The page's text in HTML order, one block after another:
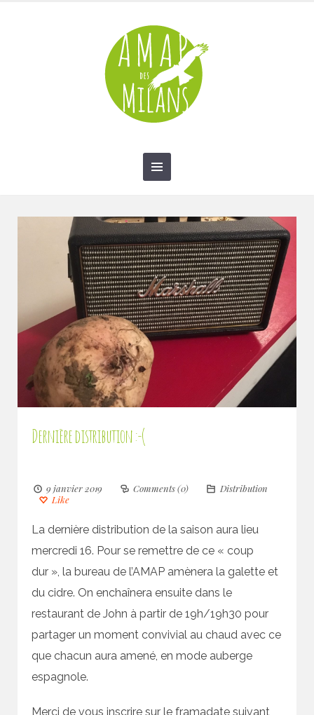
contact@amap-des-milans.fr
Dernière distribution :-(
9 janvier 2019 Comments (0)
Distribution
Like
La dernière distribution de la saison aura lieu
mercredi 16. Pour se remettre de ce « coup
dur », la bureau de l’AMAP amènera la galette et
du cidre. On enchaînera ensuite dans le
restaurant de John à partir de 19h/19h30 pour
partager un moment convivial au chaud avec ce
que chacun aura amené, en mode auberge
espagnole.
Merci de vous inscrire sur le framadate suivant